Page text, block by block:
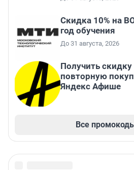
Скидка 10% на
год обучения
До 31 августа, 2026
Получить
повторную
Яндекс Афише
Все